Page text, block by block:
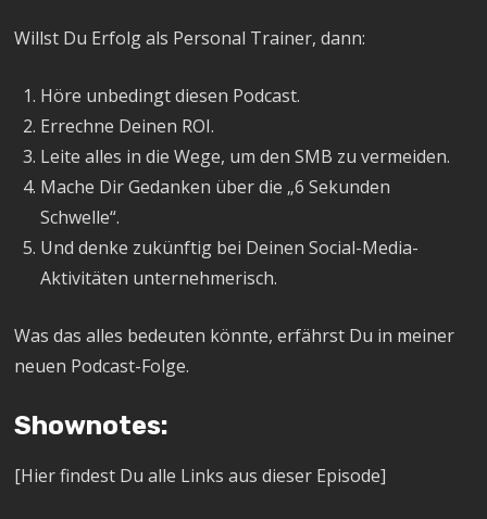
Willst Du Erfolg als Personal Trainer, dann:
Höre unbedingt diesen Podcast.
Errechne Deinen ROI.
Leite alles in die Wege, um den SMB zu vermeiden.
Mache Dir Gedanken über die „6 Sekunden
Schwelle“.
Und denke zukünftig bei Deinen Social-Media-
Aktivitäten unternehmerisch.
Was das alles bedeuten könnte, erfährst Du in meiner
neuen Podcast-Folge.
Shownotes:
[Hier findest Du alle Links aus dieser Episode]